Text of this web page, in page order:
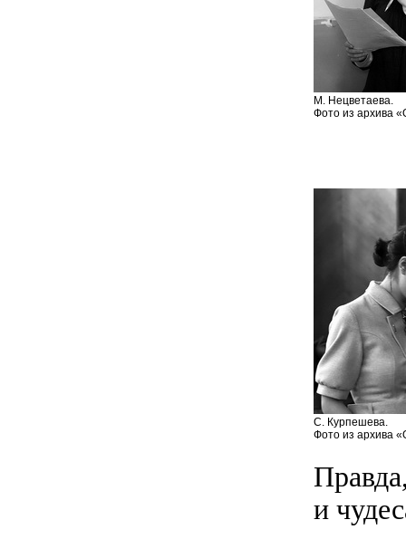
М. Нецветаева.
Фото из архива
С. Курпешева.
Фото из архива
и